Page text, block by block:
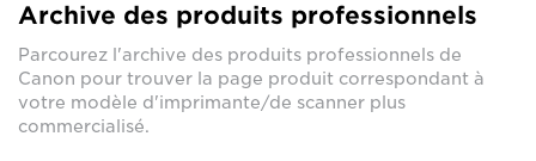
Archive des produits professionnels
Parcourez l'archive des produits professionnels de
Canon pour trouver la page produit correspondant à
votre modèle d'imprimante/de scanner plus
commercialisé.